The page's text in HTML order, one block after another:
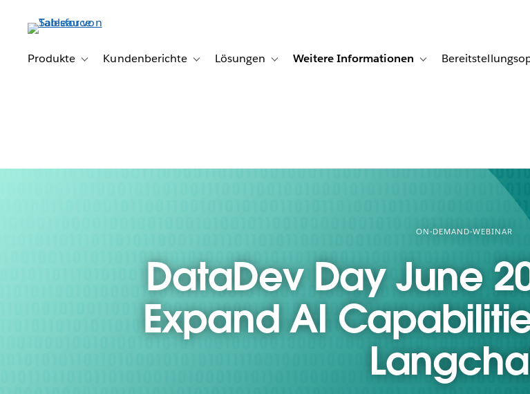
Produkte
Toggle sub-navigation for Produkte
Kundenberichte Toggle sub-navigation for Kundenberichte
Lösungen Toggle sub-navigation for Lösungen
Weitere Informationen Toggle sub-navigation for
ON-DEMAND-WEBINAR
DataDev Day June
Expand AI